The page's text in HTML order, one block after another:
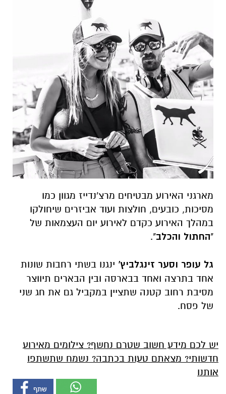
מארגני האירוע מבטיחים מרצ'נדייז מגוון כמו
מסיכות, כובעים, חולצות ועוד אביזרים שיחולקו
במהלך האירוע כקדם לאירוע יום העצמאות של
"החתול והכלב".
גל עופר וסער זינגלביץ' ינגנו בשתי רחבות שונות
אחד בתרצה ואחד בבארסה ובין הבארים תיווצר
מסיבת רחוב קטנה שתציין במקביל גם את חג שני
של פסח.
יש לכם מידע חשוב שטרם נחשף? צילומים מאירוע
חדשותי? מצאתם טעות בכתבה? נשמח שתשתפו
אותנו